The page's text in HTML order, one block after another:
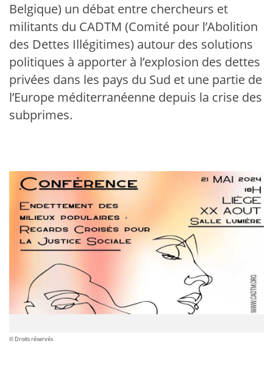
Belgique) un débat entre chercheurs et
militants du CADTM (Comité pour l’Abolition
des Dettes Illégitimes) autour des solutions
politiques à apporter à l’explosion des dettes
privées dans les pays du Sud et une partie de
l’Europe méditerranéenne depuis la crise des
subprimes.
© Droits réservés